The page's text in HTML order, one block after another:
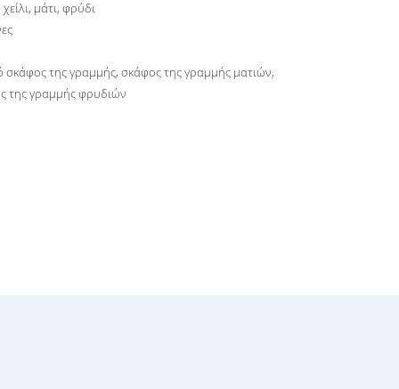
χείλι, μάτι, φρύδι
σκάφος της γραμμής, σκάφος της γραμμής ματιών,
της γραμμής φρυδιών